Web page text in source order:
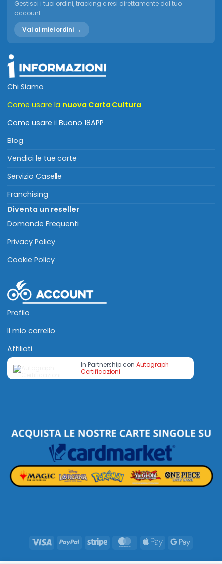
Gestisci i tuoi ordini, tracking e resi direttamente dal tuo
account.
Vai ai miei ordini →
Chi Siamo
Come usare la nuova Carta Cultura
Come usare il Buono 18APP
Blog
Vendici le tue carte
Servizio Caselle
Franchising
Diventa un reseller
Domande Frequenti
Privacy Policy
Cookie Policy
Profilo
Il mio carrello
Affiliati
In Partnership con Autograph
Certificazioni
Visa PayPal Stripe MasterCard
Apple
Google